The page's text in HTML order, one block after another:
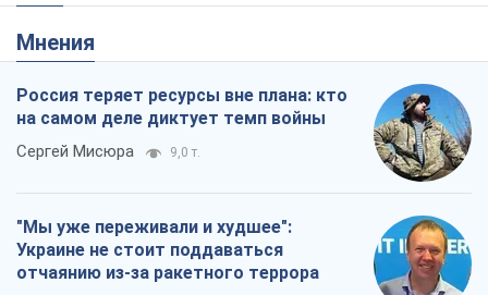
Мнения
Россия теряет ресурсы вне плана: кто
на самом деле диктует темп войны
Сергей Мисюра 9,0 т.
"Мы уже переживали и худшее":
Украине не стоит поддаваться
отчаянию из-за ракетного террора